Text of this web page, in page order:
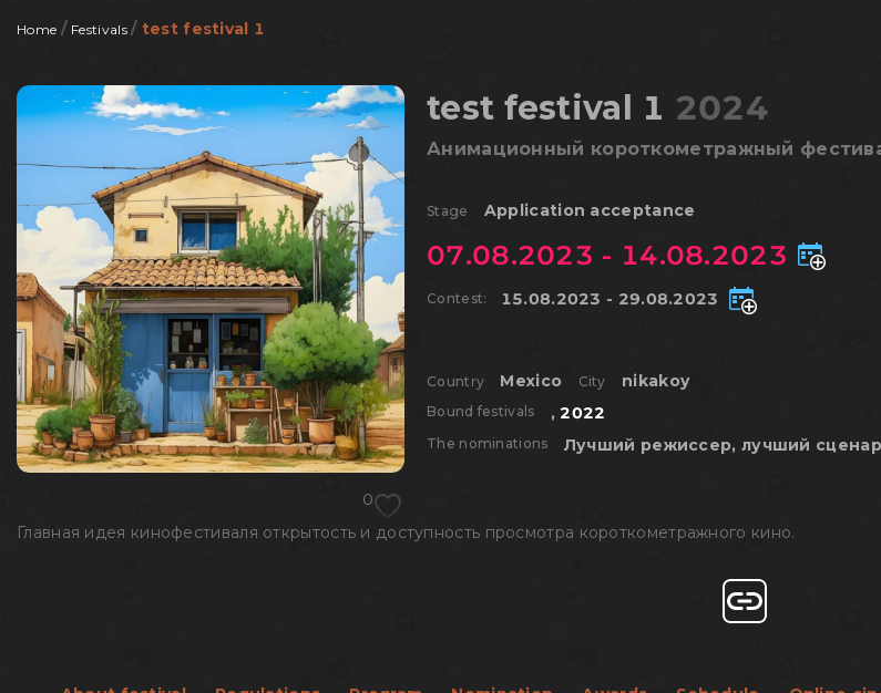
Home / Festivals / test festival 1
0
test festival 1 2024
Анимационный короткометражный
Stage Application acceptance
07.08.2023 - 14.08.2023
Contest: 15.08.2023 - 29.08.2023
Country Mexico City nikakoy
Bound festivals ,2022
The nominations Лучший режиссер, лучший
Главная идея кинофестиваля открытость и доступность просмотра короткометражного кино.